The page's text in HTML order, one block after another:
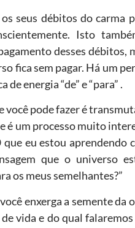
seus débitos do carma
Isto
desses débitos,
fica sem pagar. Há um
energia “de” e “para” .
você pode fazer é
é um processo muito
eu estou aprendendo
que o universo
os meus semelhantes?”
enxerga a semente
vida e do qual